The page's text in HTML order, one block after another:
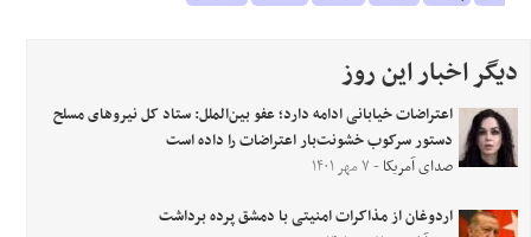
دیگر اخبار این روز
اعتراضات خیابانی ادامه دارد؛ عفو بین‌الملل: ستاد کل نیروهای مسلح
دستور سرکوب خشونت‌بار اعتراضات را داده است
صدای آمریکا - ۷ مهر ۱۴۰۱
اردوغان از مذاکرات امنیتی با دمشق پرده برداشت